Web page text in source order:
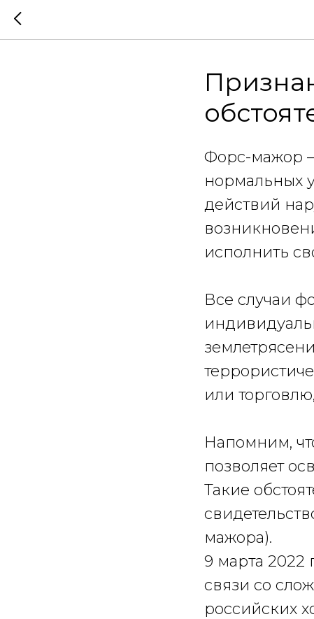
Форс-мажор
нормальных
действий
исполнить
Все случаи
или
Напомним,
позволяет
Такие
мажора).
9 марта 2022
связи со
российских